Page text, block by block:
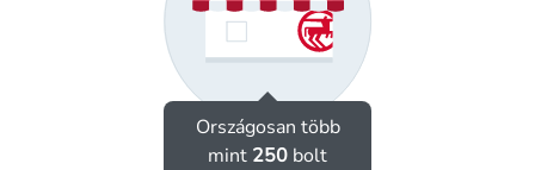
Országosan több
mint 250 bolt